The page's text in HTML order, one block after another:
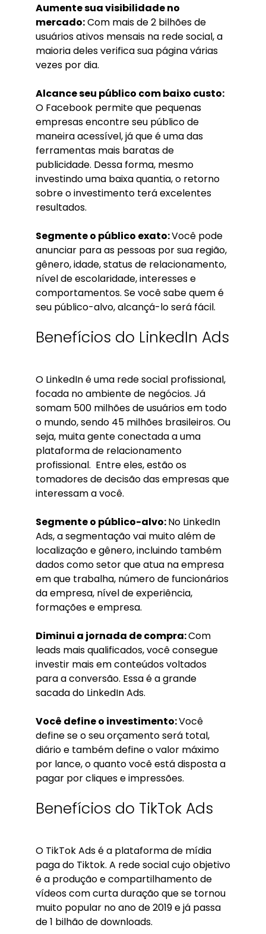
Aumente sua visibilidade no
mercado:Com mais de 2 bilhões de
usuários ativos mensais na rede social, a
maioria deles verifica sua página várias
vezes por dia.
Alcance seu público com baixo custo:
O Facebook permite que pequenas
empresas encontre seu público de
maneira acessível, já que é uma das
ferramentas mais baratas de
publicidade. Dessa forma, mesmo
investindo uma baixa quantia, o retorno
sobre o investimento terá excelentes
resultados.
Segmente o público exato:Você pode
anunciar para as pessoas por sua região,
gênero, idade, status de relacionamento,
nível de escolaridade, interesses e
comportamentos. Se você sabe quem é
seu público-alvo, alcançá-lo será fácil.
Benefícios do LinkedIn Ads
O LinkedIn é uma rede social profissional,
focada no ambiente de negócios. Já
somam 500 milhões de usuários em todo
o mundo, sendo 45 milhões brasileiros. Ou
seja, muita gente conectada a uma
plataforma de relacionamento
profissional. Entre eles, estão os
tomadores de decisão das empresas que
interessam a você.
Segmente o público-alvo:No LinkedIn
Ads, a segmentação vai muito além de
localização e gênero, incluindo também
dados como setor que atua na empresa
em que trabalha, número de funcionários
da empresa, nível de experiência,
formações e empresa.
Diminui a jornada de compra:Com
leads mais qualificados, você consegue
investir mais em conteúdos voltados
para a conversão. Essa é a grande
sacada do LinkedIn Ads.
Você define o investimento:Você
define se o seu orçamento será total,
diário e também define o valor máximo
por lance, o quanto você está disposta a
pagar por cliques e impressões.
Benefícios do TikTok Ads
O TikTok Ads é a plataforma de mídia
paga do Tiktok. A rede social cujo objetivo
é a produção e compartilhamento de
vídeos com curta duração que se tornou
muito popular no ano de 2019 e já passa
de 1 bilhão de downloads.